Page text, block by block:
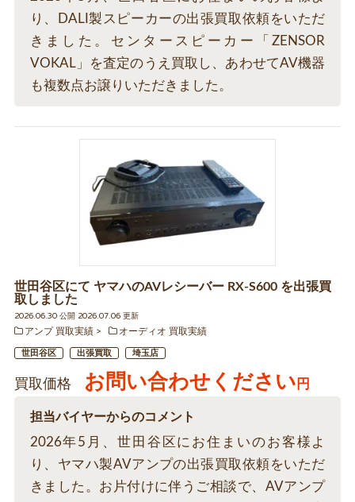
り、DALI製スピーカーの出張買取依頼をいただ
きました。センタースピーカー「ZENSOR
VOKAL」を査定のうえ買取し、あわせてAV機器
も複数点お譲りいただきました。
世田谷区にて ヤマハのAVレシーバー RX-S600 を出張買
取しました
2026.06.30 公開 2026.07.06 更新
アンプ 買取実績
オーディオ 買取実績
世田谷区 出張買取 埼玉店
買取価格 お問い合わせください 円
担当バイヤーからのコメント
2026年5月、世田谷区にお住まいのお客様よ
り、ヤマハ製AVアンプの出張買取依頼をいただ
きました。お片付けに伴うご相談で、AVアンプ